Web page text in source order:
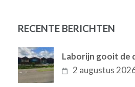
RECENTE BERICHTEN
Laborijn gooit de
2 augustus